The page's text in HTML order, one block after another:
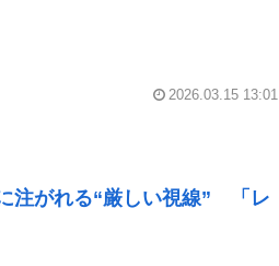
2026.03.15 13:01
注がれる“厳しい視線” 「レ